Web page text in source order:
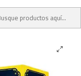
SPLENDOR DUEL